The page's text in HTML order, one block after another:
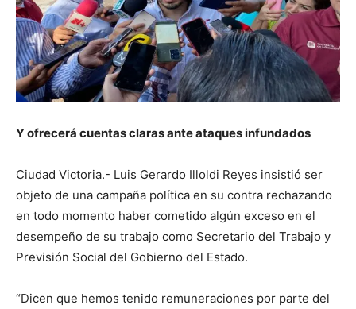
Y ofrecerá cuentas claras ante ataques infundados
Ciudad Victoria.- Luis Gerardo Illoldi Reyes insistió ser
objeto de una campaña política en su contra rechazando
en todo momento haber cometido algún exceso en el
desempeño de su trabajo como Secretario del Trabajo y
Previsión Social del Gobierno del Estado.
“Dicen que hemos tenido remuneraciones por parte del